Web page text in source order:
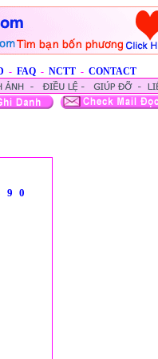
- FAQ - NCTT - CONTACT
9 0